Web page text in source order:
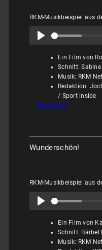
RKM-Musikbeispiel aus
Ein Film von
Schnitt:
Musik: RKM
Redaktion:
/ Sport inside
Mediathek
Wunderschön!
RKM-Musikbeispiel aus
Ein Film von
Schnitt: Bärbel
Musik: RKM